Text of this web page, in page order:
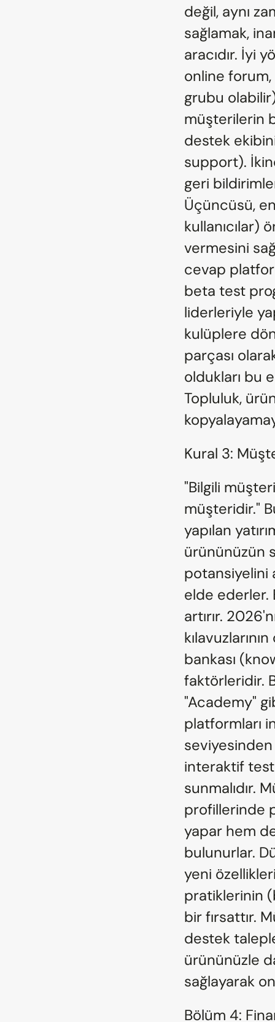
değil, aynı
sağlamak,
aracıdır. İyi
online forum,
grubu
müşterilerin
destek
support).
geri
Üçüncüsü, en
kullanıcılar)
vermesini
cevap
beta test
liderleriyle
kulüplere
parçası
oldukları bu
Topluluk,
Kural 3:
"Bilgili
müşteridir."
yapılan
ürününüzün
potansiyelini
elde ederler.
artırır.
bankası
faktörleridir.
"Academy"
platformları
interaktif
sunmalıdır.
profillerinde
yapar hem
bulunurlar.
yeni
pratiklerinin
bir fırsattır.
destek
ürününüzle
sağlayarak
Bölüm 4: